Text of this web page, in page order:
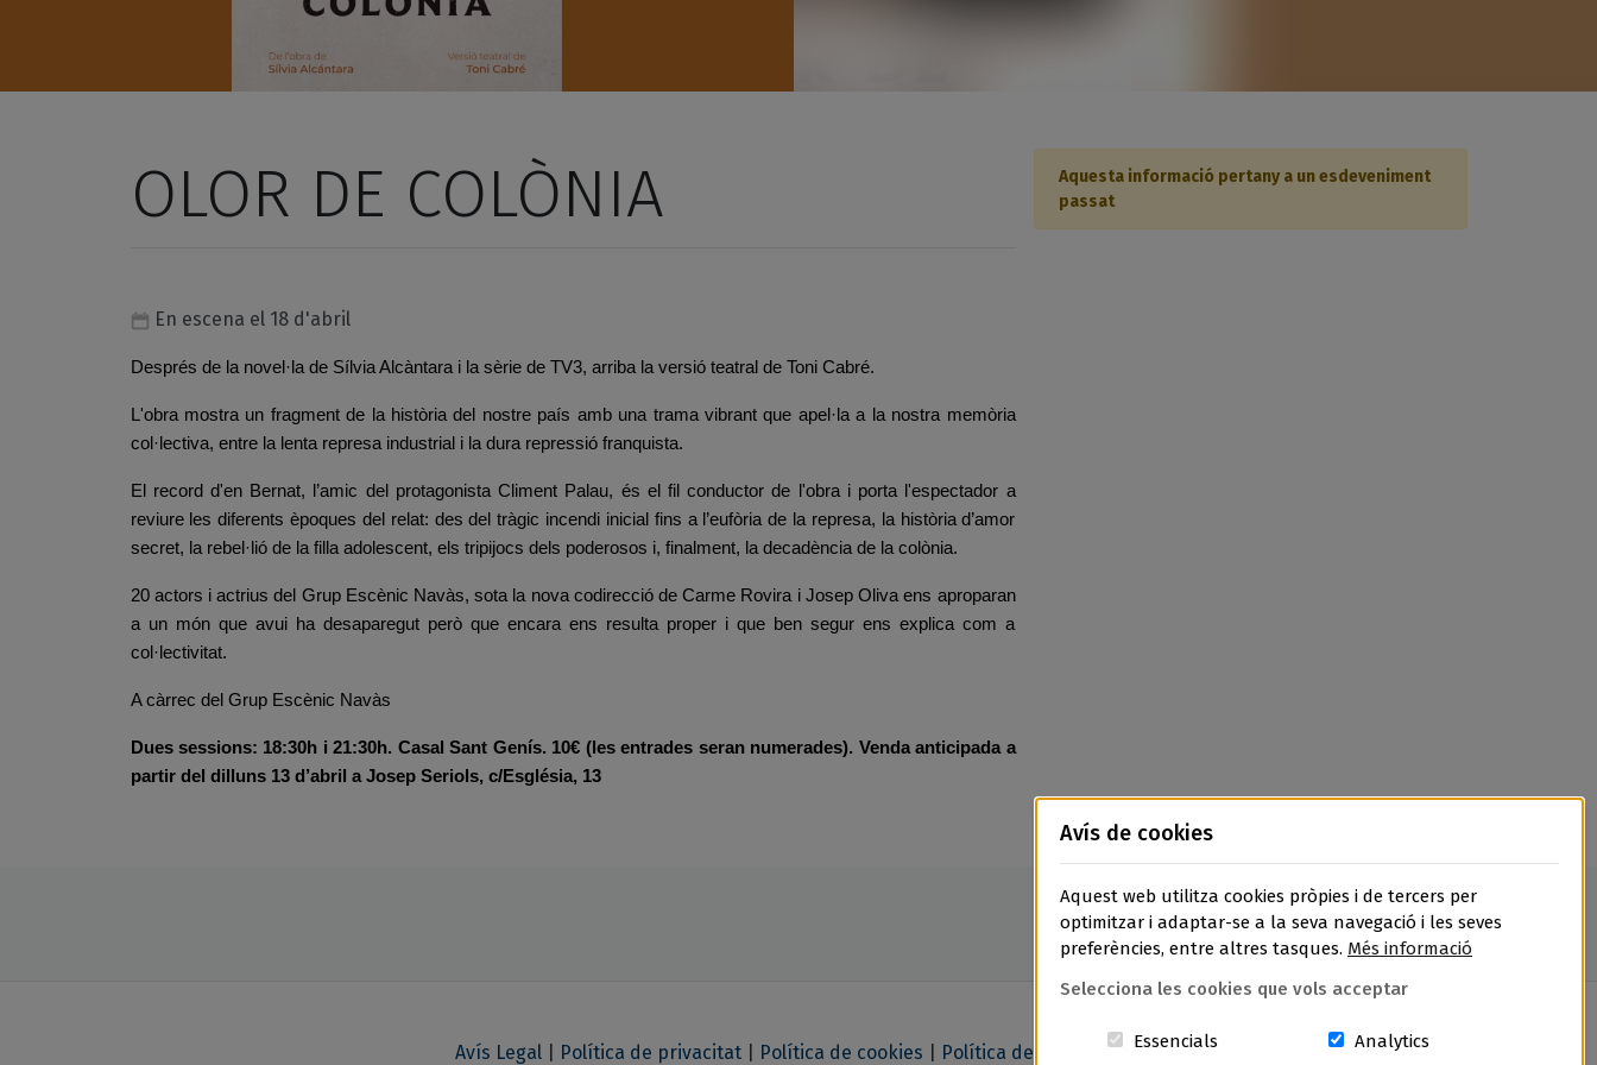
OLOR DE COLÒNIA
Aquesta informació pertany a un esdeveniment
passat
En escena el 18 d'abril
Després de la novel·la de Sílvia Alcàntara i la sèrie de TV3, arriba la versió teatral de Toni Cabré.
L'obra mostra un fragment de la història del nostre país amb una trama vibrant que apel·la a la nostra memòria
col·lectiva, entre la lenta represa industrial i la dura repressió franquista.
El record d'en Bernat, l’amic del protagonista Climent Palau, és el fil conductor de l'obra i porta l'espectador a
reviure les diferents èpoques del relat: des del tràgic incendi inicial fins a l’eufòria de la represa, la història d’amor
secret, la rebel·lió de la filla adolescent, els tripijocs dels poderosos i, finalment, la decadència de la colònia.
20 actors i actrius del Grup Escènic Navàs, sota la nova codirecció de Carme Rovira i Josep Oliva ens aproparan
a un món que avui ha desaparegut però que encara ens resulta proper i que ben segur ens explica com a
col·lectivitat.
A càrrec del Grup Escènic Navàs
Dues sessions: 18:30h i 21:30h. Casal Sant Genís. 10€ (les entrades seran numerades). Venda anticipada a
partir del dilluns 13d’abril a Josep Seriols, c/Església, 13
Avís Legal| Política de privacitat| Política de cookies Política de devolucions
Avís de cookies
Aquest web utilitza cookies pròpies i de tercers per
optimitzar i adaptar-se a la seva navegació i les seves
preferències, entre altres tasques. Més informació
Selecciona les cookies que vols acceptar
Essencials Aquestes cookies són essencials per al lloc
Analytics